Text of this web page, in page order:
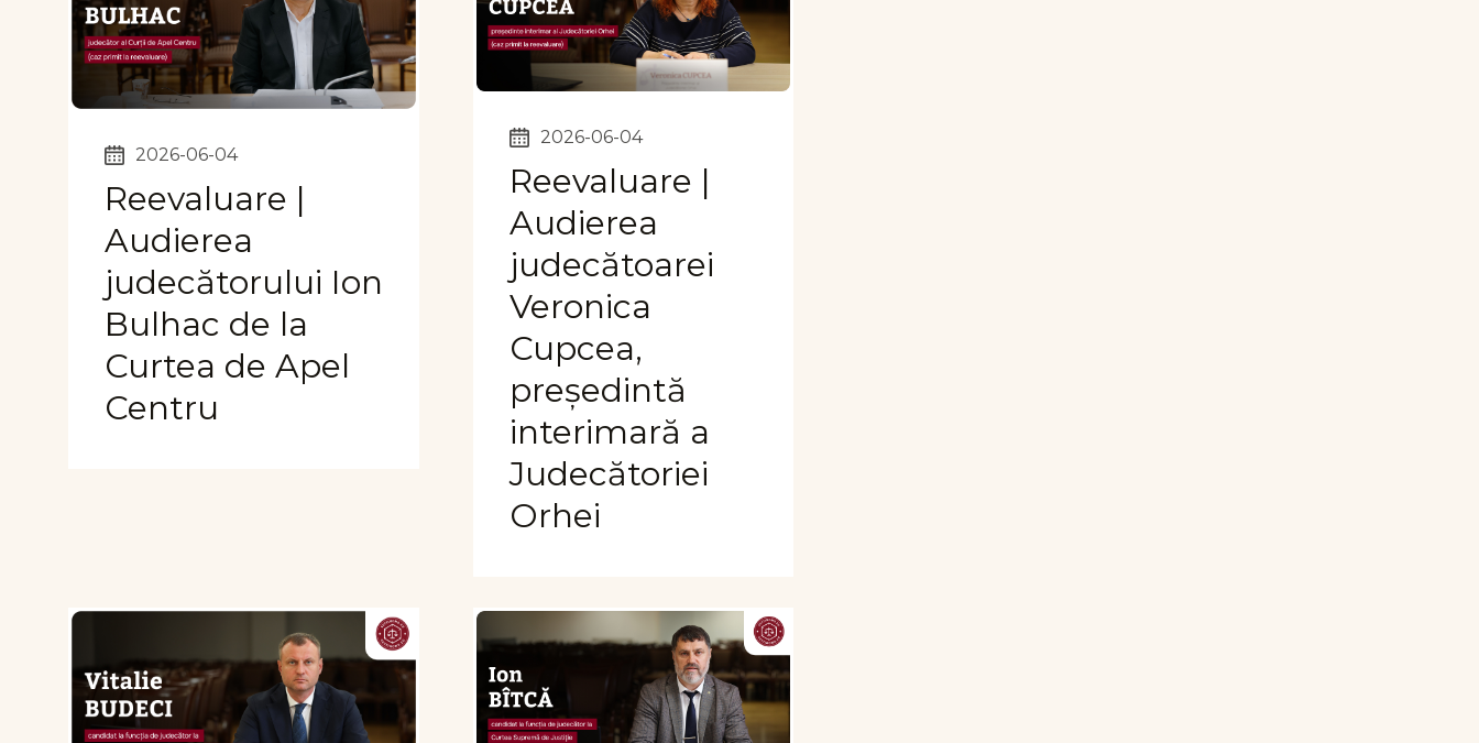
2026-06-04
Reevaluare |
Audierea
judecătorului Ion
Bulhac de la
Curtea de Apel
Centru
2026-06-04
Reevaluare |
Audierea
judecătoarei
Veronica
Cupcea,
președintă
interimară a
Judecătoriei
Orhei